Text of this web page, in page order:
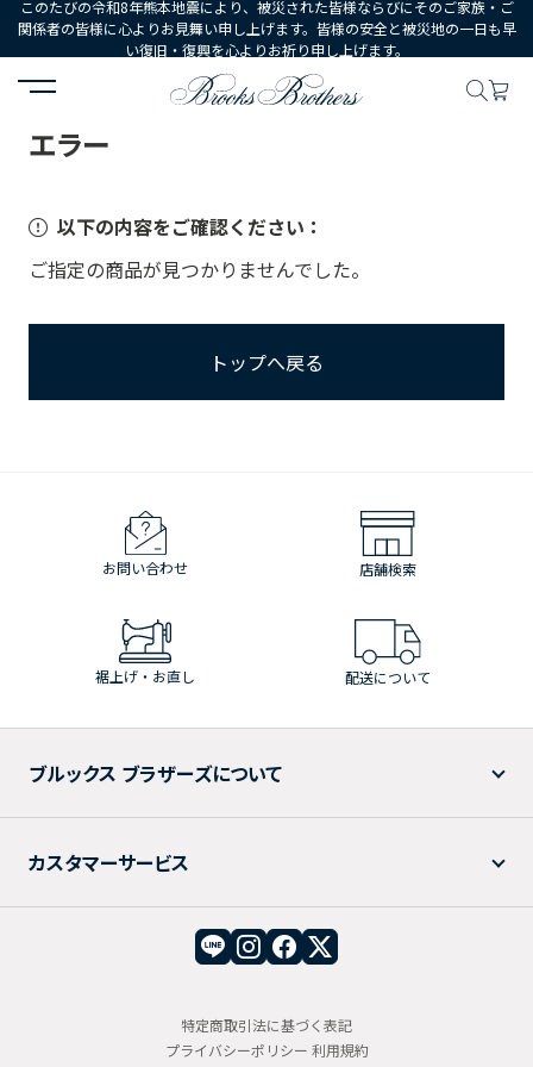
このたびの令和8年熊本地震により、被災された皆様ならびにそのご家族・ご
関係者の皆様に心よりお見舞い申し上げます。皆様の安全と被災地の一日も早
い復旧・復興を心よりお祈り申し上げます。
HOME
エラー
以下の内容をご確認ください：
ご指定の商品が見つかりませんでした。
トップへ戻る
お問い合わせ 店舗検索
裾上げ・お直し 配送について
ブルックス ブラザーズについて
カスタマーサービス
特定商取引法に基づく表記
プライバシーポリシー 利用規約